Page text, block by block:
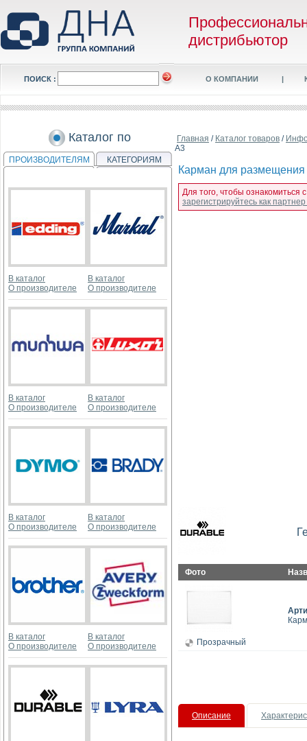
дистрибьютор
ПОИСК : О КОМПАНИИ |
Каталог по
ПРОИЗВОДИТЕЛЯМ КАТЕГОРИЯМ
В каталог
О производителе
В каталог
О производителе
В каталог
О производителе
В каталог
О производителе
В каталог
О производителе
В каталог
О производителе
В каталог
О производителе
В каталог
О производителе
Главная / Каталог товаров /
А3
Карман для
Для того, чтобы
зарегистрируйтесь как
Фото
Прозрачный
Описание